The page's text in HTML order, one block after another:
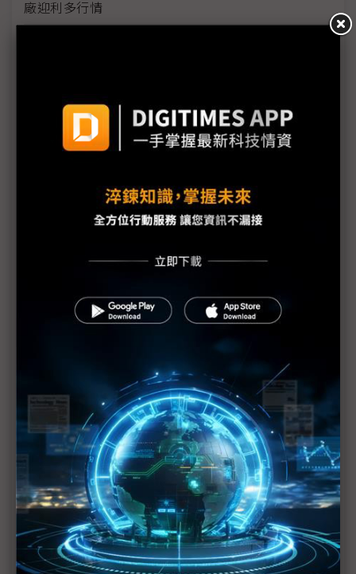
廠迎利多行情
朋程擴產搶攻高效車用元件市場 AI伺服器與HVDC
模組拚2027放量
規避關稅大打平價與豪奢雙戰線 中系電動車4月歐
裕融嚴陳莉蓮：汽車、出行與用車事業的協同發展
AI應用與綠能發展推動創新
回應232關稅優惠上路 東陽：對台灣汽車零件產業
新纖：地緣風險是危機也是轉機 三大布局推進成長
台美投資MOU關稅優惠先落地 汽車零組件15%、航
空零件迎近乎免稅
中資背景也能過關 Volvo獲白宮豁免可繼續在美賣
車
裕隆國產、外銷同步並進 嚴陳莉蓮：AI賦能強化核
心競爭力與轉型
茂林加速東南亞布局 越南新廠2Q量產、泰國建廠規
畫隨後上